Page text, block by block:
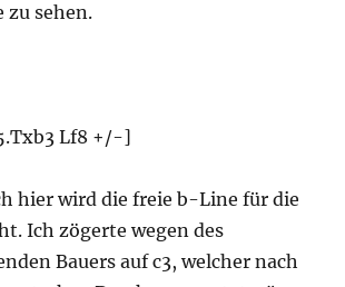
zu sehen.
Lf8 +/-]
hier wird die freie b-Line für die
Ich zögerte wegen des
Bauers auf c3, welcher nach